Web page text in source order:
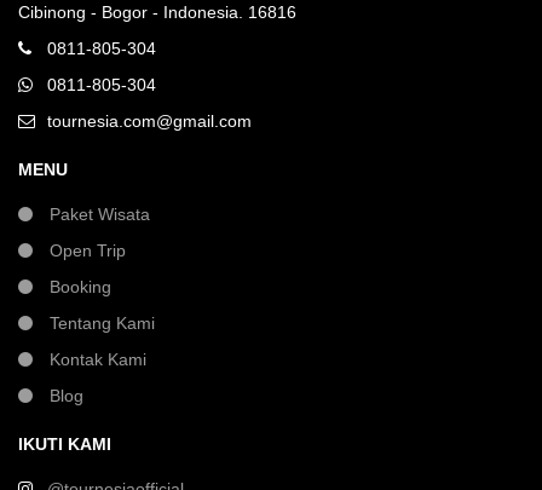
Cibinong - Bogor - Indonesia. 16816
0811-805-304
0811-805-304
tournesia.com@gmail.com
MENU
Paket Wisata
Open Trip
Booking
Tentang Kami
Kontak Kami
Blog
IKUTI KAMI